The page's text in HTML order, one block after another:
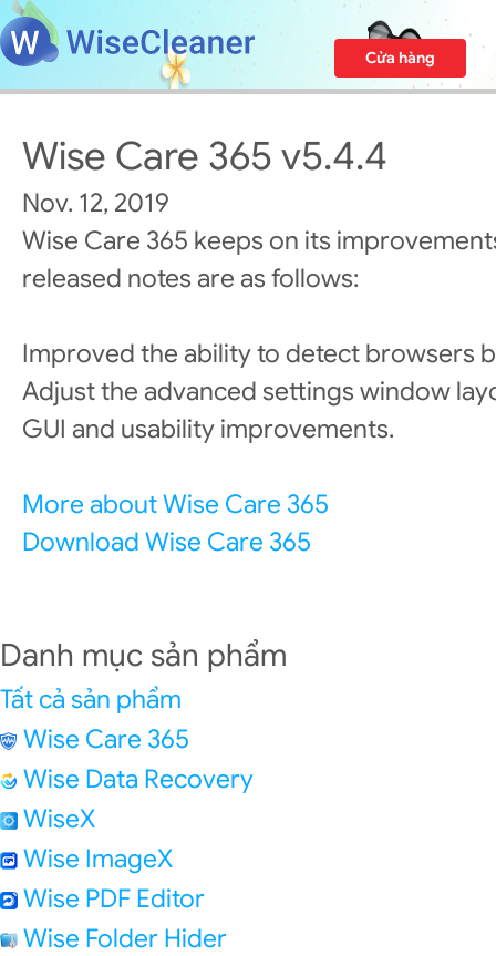
Cửa hàng
Wise Care 365 v5.4.4
Nov. 12, 2019
Wise Care 365 keeps on its
released notes are as follows:
Improved the ability to detect browsers
Adjust the advanced settings window
GUI and usability improvements.
More about Wise Care 365
Download Wise Care 365
Danh mục sản phẩm
Tất cả sản phẩm
Wise Care 365
Wise Data Recovery
WiseX
Wise ImageX
Wise PDF Editor
Wise Folder Hider